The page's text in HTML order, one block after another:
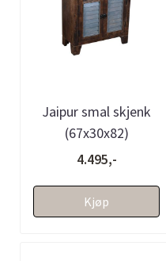
Jaipur smal skjenk
(67x30x82)
4.495,-
Kjøp